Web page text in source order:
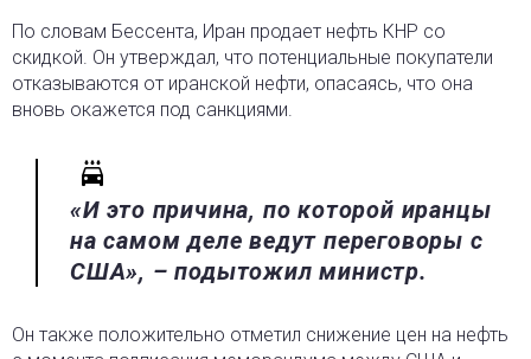
По словам Бессента, Иран продает нефть КНР со
скидкой. Он утверждал, что потенциальные покупатели
отказываются от иранской нефти, опасаясь, что она
вновь окажется под санкциями.
«И это причина, по которой иранцы
на самом деле ведут переговоры с
США», – подытожил министр.
Он также положительно отметил снижение цен на нефть